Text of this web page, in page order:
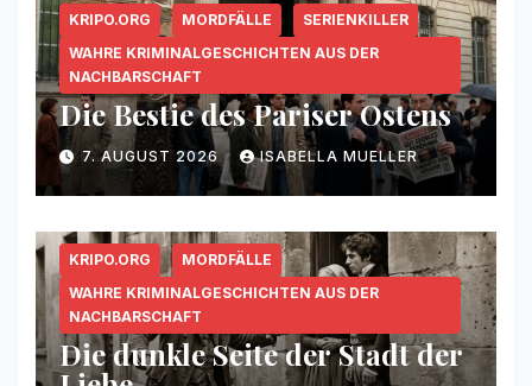
KRIPO.ORG MORDFÄLLE
SERIENKILLER
WAHRE KRIMINALGESCHICHTEN AUS DER
NACHBARSCHAFT
Die Bestie des Pariser Ostens
7. AUGUST 2026 ISABELLA MUELLER
KRIPO.ORG
MORDFÄLLE
WAHRE KRIMINALGESCHICHTEN AUS DER
NACHBARSCHAFT
Die dunkle Seite der Stadt der